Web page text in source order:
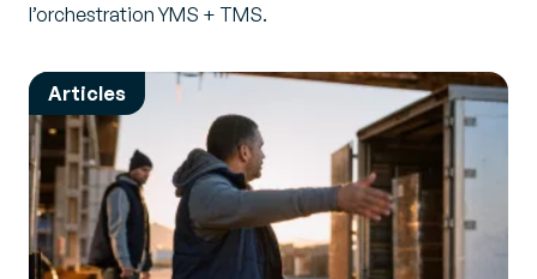
l’orchestration YMS + TMS.
Articles